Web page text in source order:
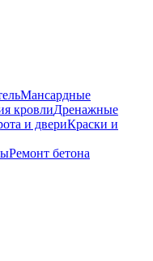
Мансардные
кровлиДренажные
и двериКраски и
Ремонт бетона